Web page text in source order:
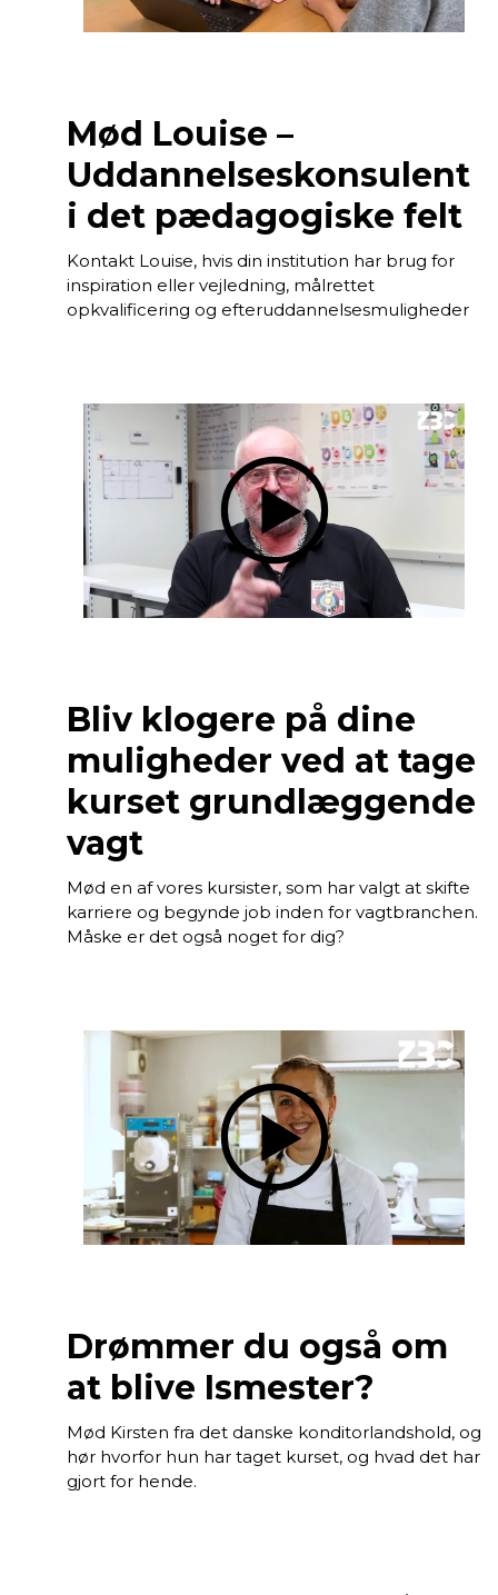
Mød Louise –
Uddannelseskonsulent
i det pædagogiske felt
Kontakt Louise, hvis din institution har brug for
inspiration eller vejledning, målrettet
opkvalificering og efteruddannelsesmuligheder
Bliv klogere på dine
muligheder ved at tage
kurset grundlæggende
vagt
Mød en af vores kursister, som har valgt at skifte
karriere og begynde job inden for vagtbranchen.
Måske er det også noget for dig?
Drømmer du også om
at blive Ismester?
Mød Kirsten fra det danske konditorlandshold, og
hør hvorfor hun har taget kurset, og hvad det har
gjort for hende.